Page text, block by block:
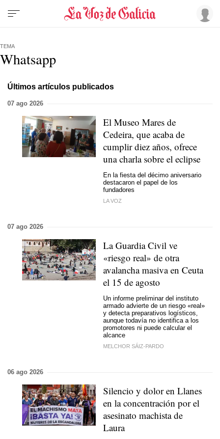
TEMA
Whatsapp
Últimos artículos publicados
07 ago 2026
El Museo Mares de
Cedeira, que acaba de
cumplir diez años, ofrece
una charla sobre el eclipse
En la fiesta del décimo aniversario
destacaron el papel de los
fundadores
LA VOZ
07 ago 2026
La Guardia Civil ve
«riesgo real» de otra
avalancha masiva en Ceuta
el 15 de agosto
Un informe preliminar del instituto
armado advierte de un riesgo «real»
y detecta preparativos logísticos,
aunque todavía no identifica a los
promotores ni puede calcular el
alcance
MELCHOR SÁIZ-PARDO
06 ago 2026
Silencio y dolor en Llanes
en la concentración por el
asesinato machista de
Laura